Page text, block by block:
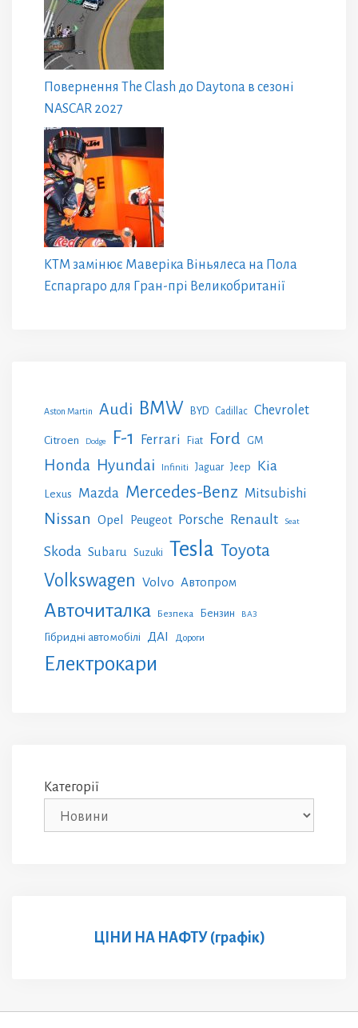
Повернення The Clash до Daytona в сезоні
NASCAR 2027
KTM замінює Маверіка Віньялеса на Пола
Еспаргаро для Гран-прі Великобританії
Aston Martin Audi BMW BYD Cadillac Chevrolet
Citroen Dodge F-1 Ferrari Fiat Ford GM
Honda Hyundai Infiniti Jaguar Jeep Kia
Lexus Mazda Mercedes-Benz Mitsubishi
Nissan Opel Peugeot Porsche Renault Seat
Skoda Subaru Suzuki Tesla Toyota
Volkswagen Volvo Автопром
Авточиталка Безпека Бензин ВАЗ
Гібридні автомобілі ДАІ Дороги
Електрокари
Категорії
ЦІНИ НА НАФТУ (графік)